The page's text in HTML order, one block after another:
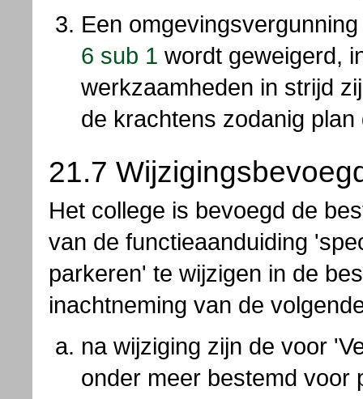
Een
6 sub 1 wordt geweigerd,
werkzaamheden in strijd
de krachtens zodanig
21.7
Het college is bevoegd de
van de functieaanduiding
parkeren' te wijzigen in de
inachtneming van de
na wijziging zijn de voor
onder meer bestemd voor